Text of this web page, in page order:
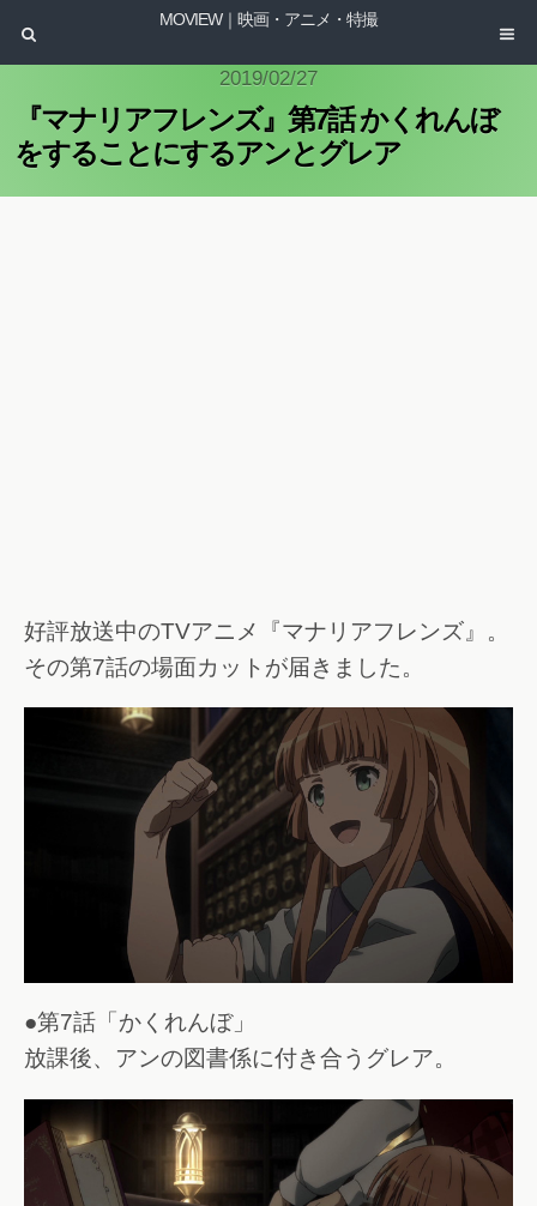
MOVIEW｜映画・アニメ・特撮
2019/02/27
『マナリアフレンズ』第7話 かくれんぼ
をすることにするアンとグレア
好評放送中のTVアニメ『マナリアフレンズ』。
その第7話の場面カットが届きました。
●第7話「かくれんぼ」
放課後、アンの図書係に付き合うグレア。